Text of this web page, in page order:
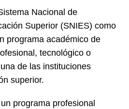
Nacional de
Superior (SNIES) como
programa académico de
tecnológico o
de las instituciones
superior.
programa profesional